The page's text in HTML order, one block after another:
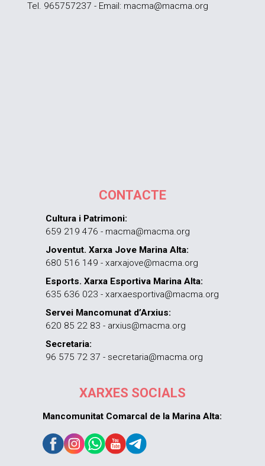
Tel. 965757237 - Email: macma@macma.org
CONTACTE
Cultura i Patrimoni:
659 219 476 - macma@macma.org
Joventut. Xarxa Jove Marina Alta:
680 516 149 - xarxajove@macma.org
Esports. Xarxa Esportiva Marina Alta:
635 636 023 - xarxaesportiva@macma.org
Servei Mancomunat d’Arxius:
620 85 22 83 - arxius@macma.org
Secretaria:
96 575 72 37 - secretaria@macma.org
XARXES SOCIALS
Mancomunitat Comarcal de la Marina Alta: